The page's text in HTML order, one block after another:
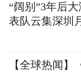
“阔别”3年后
表队云集深圳
【全球热闻】